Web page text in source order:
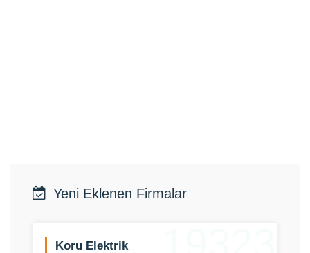
Yeni Eklenen Firmalar
Koru Elektrik